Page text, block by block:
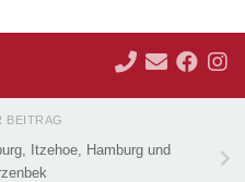
BEITRAG
Itzehoe, Hamburg und